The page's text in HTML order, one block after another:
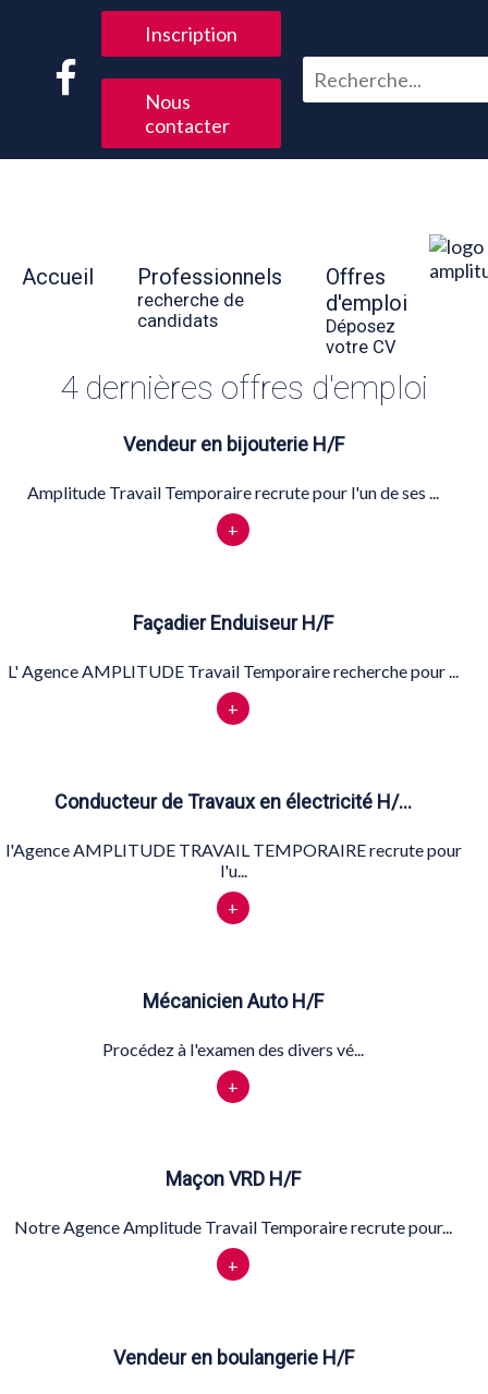
Inscription
Nous
contacter
Accueil Professionnels
recherche de
candidats
Offres
d'emploi
Déposez
votre CV
4 dernières offres d'emploi
Vendeur en bijouterie H/F
Amplitude Travail Temporaire recrute pour l'un de ses ...
+
Façadier Enduiseur H/F
L' Agence AMPLITUDE Travail Temporaire recherche pour ...
+
Conducteur de Travaux en électricité H/…
l'Agence AMPLITUDE TRAVAIL TEMPORAIRE recrute pour
l'u...
+
Mécanicien Auto H/F
Procédez à l'examen des divers vé...
+
Maçon VRD H/F
Notre Agence Amplitude Travail Temporaire recrute pour...
+
Vendeur en boulangerie H/F